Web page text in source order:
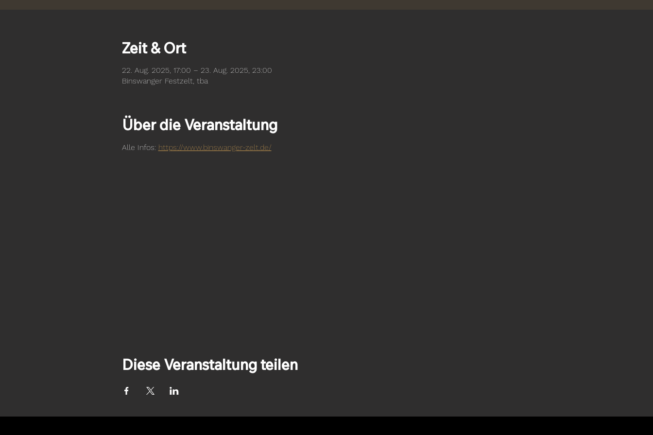
Zeit & Ort
22. Aug. 2025, 17:00 – 23. Aug. 2025, 23:00
Binswanger Festzelt, tba
Über die Veranstaltung
Alle Infos: https://www.binswanger-zelt.de/
Diese Veranstaltung teilen